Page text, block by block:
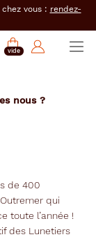
vous : rendez-
Mes
vide
nous ?
de 400
qui
toute l’année !
des Lunetiers